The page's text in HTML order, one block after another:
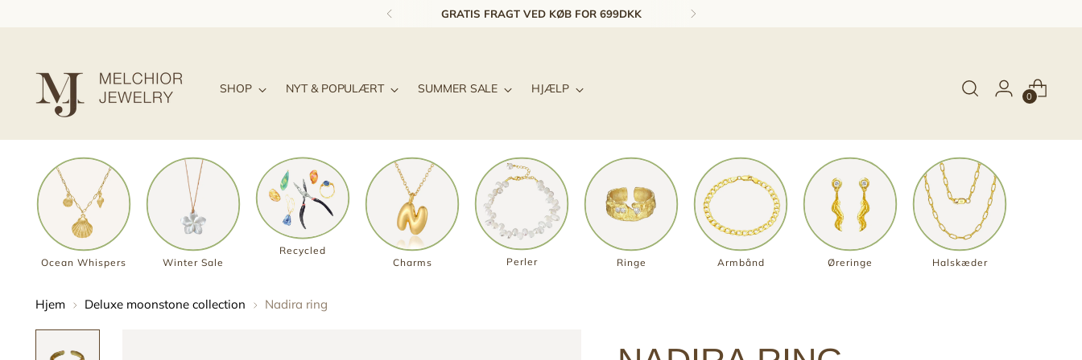
GRATIS FRAGT VED KØB FOR 699DKK
SHOP NYT & POPULÆRT SUMMER SALE HJÆLP
0
Ocean Whispers Winter Sale
Recycled
Charms
Perler Ringe Armbånd Øreringe Halskæder
Hjem Deluxe moonstone collection Nadira ring